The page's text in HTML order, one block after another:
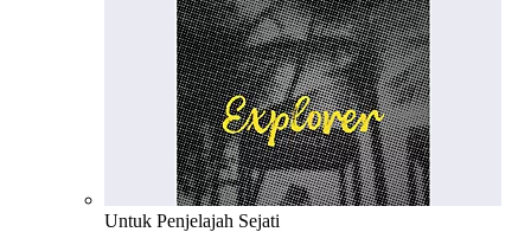
Untuk Penjelajah Sejati